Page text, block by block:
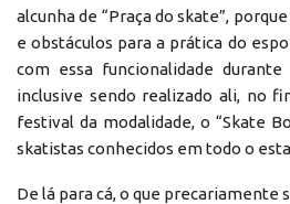
alcunha de “Praça do skate”,
e obstáculos para a prática do
com essa funcionalidade
inclusive sendo realizado ali, no
festival da modalidade, o “Skate
skatistas conhecidos em todo o
De lá para cá, o que precariamente